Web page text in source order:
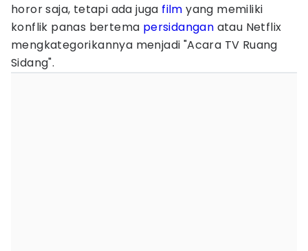
horor saja, tetapi ada juga film yang memiliki
konflik panas bertema persidangan atau Netflix
mengkategorikannya menjadi "Acara TV Ruang
Sidang".